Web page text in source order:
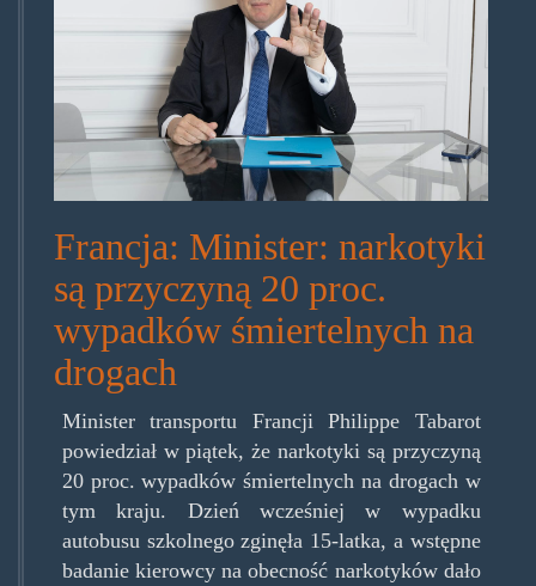
Francja: Minister: narkotyki
są przyczyną 20 proc.
wypadków śmiertelnych na
drogach
Minister transportu Francji Philippe Tabarot
powiedział w piątek, że narkotyki są przyczyną
20 proc. wypadków śmiertelnych na drogach w
tym kraju. Dzień wcześniej w wypadku
autobusu szkolnego zginęła 15-latka, a wstępne
badanie kierowcy na obecność narkotyków dało